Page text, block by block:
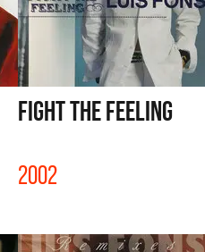
FIGHT THE FEELING
2002